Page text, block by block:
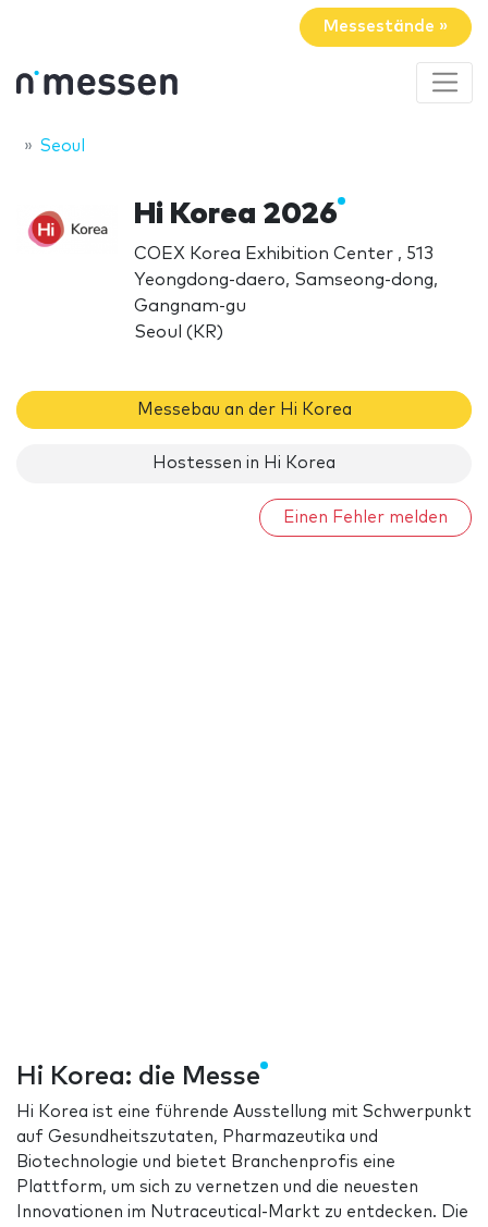
Messestände »
Seoul
Hi Korea 2026
COEX Korea Exhibition Center , 513
Yeongdong-daero, Samseong-dong,
Gangnam-gu
Seoul (KR)
Messebau an der Hi Korea
Hostessen in Hi Korea
Einen Fehler melden
Hi Korea: die Messe
Hi Korea ist eine führende Ausstellung mit Schwerpunkt
auf Gesundheitszutaten, Pharmazeutika und
Biotechnologie und bietet Branchenprofis eine
Plattform, um sich zu vernetzen und die neuesten
Innovationen im Nutraceutical-Markt zu entdecken. Die